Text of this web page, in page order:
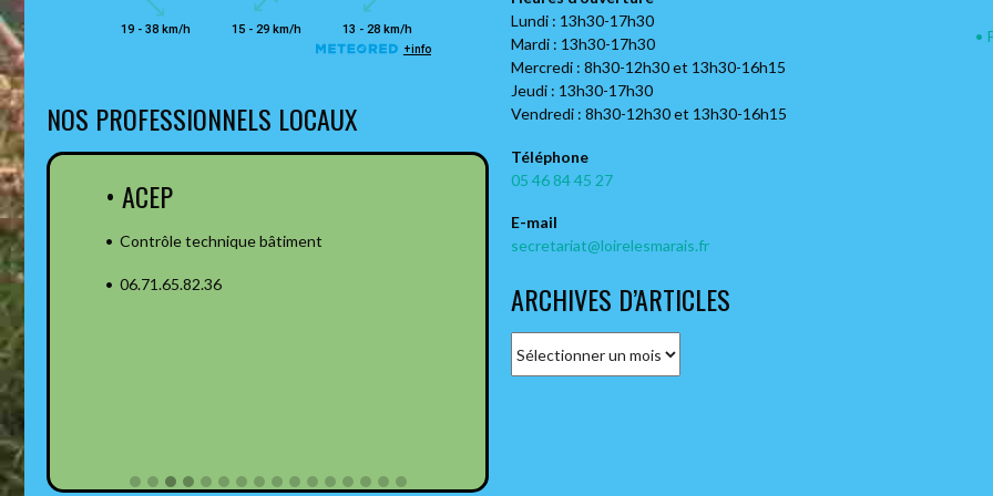
NOS PROFESSIONNELS LOCAUX
• ACEP
• Contrôle technique bâtiment
• 06.71.65.82.36
• FANTOU CLÉMENTINE
• Sophrologie (séance à la salle de l'ancienne école)
Lundi : 13h30-17h30
Mardi : 13h30-17h30
Mercredi : 8h30-12h30 et 13h30-16h15
Jeudi : 13h30-17h30
Vendredi : 8h30-12h30 et 13h30-16h15
Téléphone
05 46 84 45 27
E-mail
secretariat@loirelesmarais.fr
ARCHIVES D’ARTICLES
•